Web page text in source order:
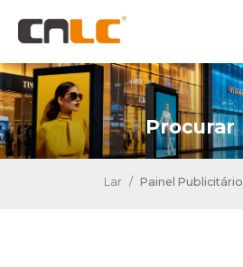
Procurar
Lar / Painel Publicitário